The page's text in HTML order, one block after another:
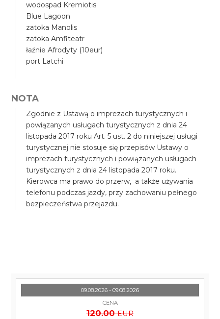
wodospad Kremiotis
Blue Lagoon
zatoka Manolis
zatoka Amfiteatr
łaźnie Afrodyty (10eur)
port Latchi
NOTA
Zgodnie z Ustawą o imprezach turystycznych i
powiązanych usługach turystycznych z dnia 24
listopada 2017 roku Art. 5 ust. 2 do niniejszej usługi
turystycznej nie stosuje się przepisów Ustawy o
imprezach turystycznych i powiązanych usługach
turystycznych z dnia 24 listopada 2017 roku.
Kierowca ma prawo do przerw, a także używania
telefonu podczas jazdy, przy zachowaniu pełnego
bezpieczeństwa przejazdu.
09.08.2026 - 09.08.2026
CENA
120.00 EUR